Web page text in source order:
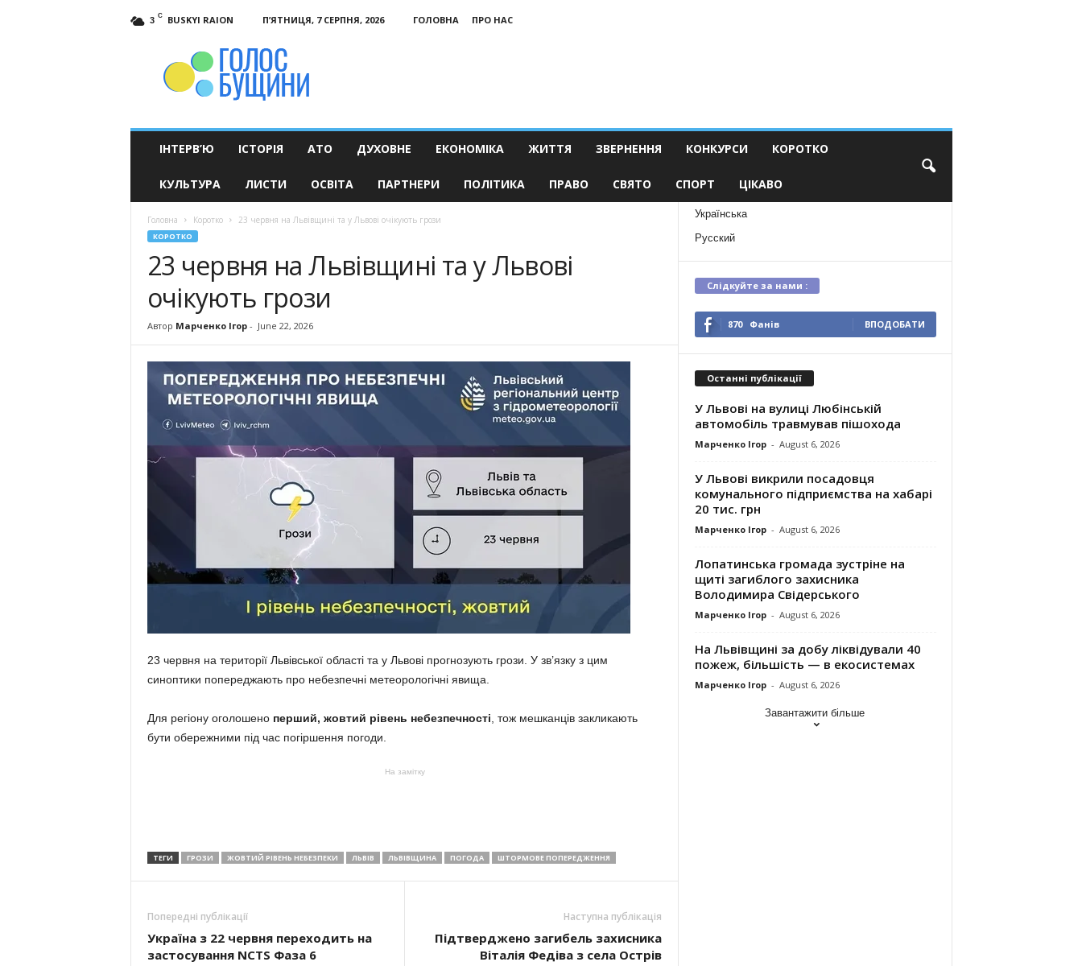
3 C BUSKYI RAION П’ЯТНИЦЯ, 7 СЕРПНЯ, 2026 ГОЛОВНА
ПРО НАС
ІНТЕРВ’Ю ІСТОРІЯ АТО ДУХОВНЕ ЕКОНОМІКА ЖИТТЯ ЗВЕРНЕННЯ КОНКУРСИ КОРОТКО
КУЛЬТУРА ЛИСТИ ОСВІТА ПАРТНЕРИ ПОЛІТИКА ПРАВО СВЯТО СПОРТ ЦІКАВО
Головна Коротко 23 червня на Львівщині та у Львові очікують грози
КОРОТКО
23 червня на Львівщині та у Львові
очікують грози
Автор Марченко Ігор- June 22, 2026
23 червня на території Львівської області та у Львові прогнозують грози. У зв’язку з цим
синоптики попереджають про небезпечні метеорологічні явища.
Для регіону оголошено перший, жовтий рівень небезпечності , тож мешканців закликають
бути обережними під час погіршення погоди.
На замітку
ТЕГИ ГРОЗИ ЖОВТИЙ РІВЕНЬ НЕБЕЗПЕКИ ЛЬВІВ ЛЬВІВЩИНА ПОГОДА ШТОРМОВЕ ПОПЕРЕДЖЕННЯ
Попередні публікації
Україна з 22 червня переходить на
застосування NCTS Фаза 6
Наступна публікація
Підтверджено загибель захисника
Віталія Федіва з села Острів
Українська
Русский
Слідкуйте за нами :
870 Фанів ВПОДОБАТИ
Останні публікації
У Львові на вулиці Любінській
автомобіль травмував пішохода
Марченко Ігор - August 6, 2026
У Львові викрили посадовця
комунального підприємства на хабарі
20 тис. грн
Марченко Ігор - August 6, 2026
Лопатинська громада зустріне на
щиті загиблого захисника
Володимира Свідерського
Марченко Ігор - August 6, 2026
На Львівщині за добу ліквідували 40
пожеж, більшість — в екосистемах
Марченко Ігор - August 6, 2026
Завантажити більше